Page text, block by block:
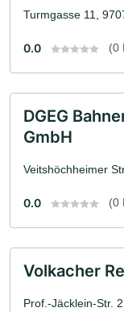
Turmgasse 11,
0.0 (0
DGEG
GmbH
Veitshöchheimer
0.0 (0
Volkacher
Prof.-Jäcklein-Str.